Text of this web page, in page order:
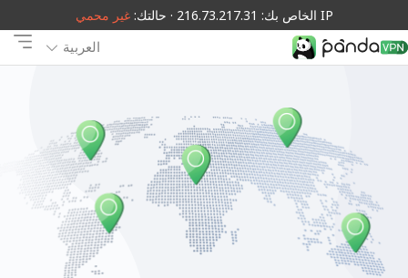
IP الخاص بك: 216.73.217.31 · حالتك: غير محمي
العربية